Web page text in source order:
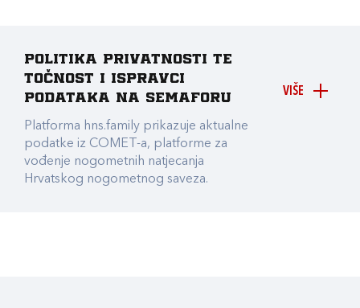
VIŠE
Politika privatnosti te
točnost i ispravci
podataka na Semaforu
Platforma hns.family prikazuje aktualne
podatke iz COMET-a, platforme za
vođenje nogometnih natjecanja
Hrvatskog nogometnog saveza.